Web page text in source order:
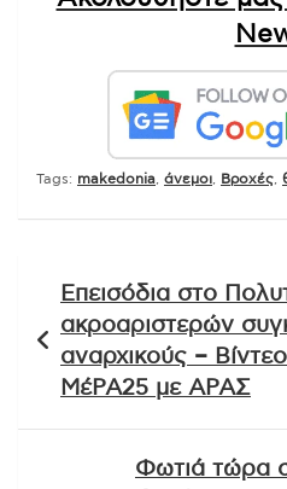
Tags: makedonia άνεμοι Βροχές
άρθρων
Επεισόδια στο
ακροαριστερών
αναρχικούς –
ΜέΡΑ25 με ΑΡΑΣ
Φωτιά τώρα